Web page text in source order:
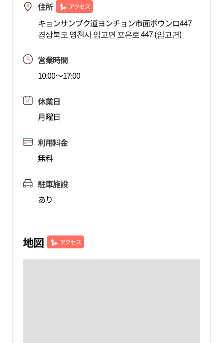
住所 アクセス
キョンサンブク道ヨンチョン市面ポウンロ447
경상북도 영천시 임고면 포은로 447 (임고면)
営業時間
10:00～17:00
休業日
月曜日
利用料金
無料
駐車施設
あり
地図 アクセス